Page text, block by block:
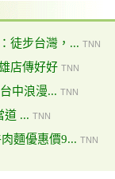
徒步台灣，... TNN
店傳好好 TNN
中浪漫... TNN
道 ... TNN
麵優惠價9... TNN